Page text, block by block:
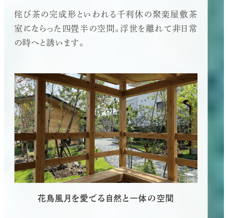
侘び茶の完成形といわれる千利休の聚楽屋敷茶
室にならった四畳半の空間。浮世を離れて非日常
の時へと誘います。
花鳥風月を愛でる自然と一体の空間